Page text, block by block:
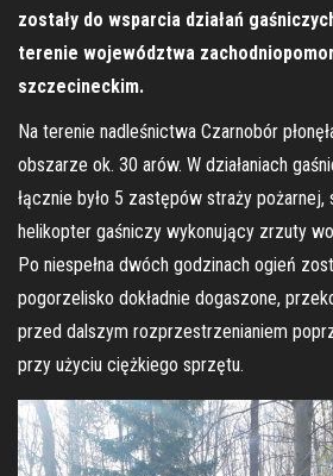
zostały do wsparcia działań
terenie województwa
szczecineckim.
Na terenie nadleśnictwa Czarnobór
obszarze ok. 30 arów. W działaniach
łącznie było 5 zastępów straży pożarnej,
helikopter gaśniczy wykonujący zrzuty
Po niespełna dwóch godzinach ogień
pogorzelisko dokładnie dogaszone,
przed dalszym rozprzestrzenianiem
przy użyciu ciężkiego sprzętu.